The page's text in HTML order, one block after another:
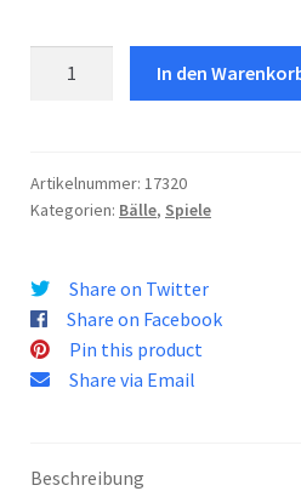
Menge
In den
Artikelnummer: 17320
Kategorien: Bälle, Spiele
Share on Twitter
Share on Facebook
Pin this product
Share via Email
Beschreibung